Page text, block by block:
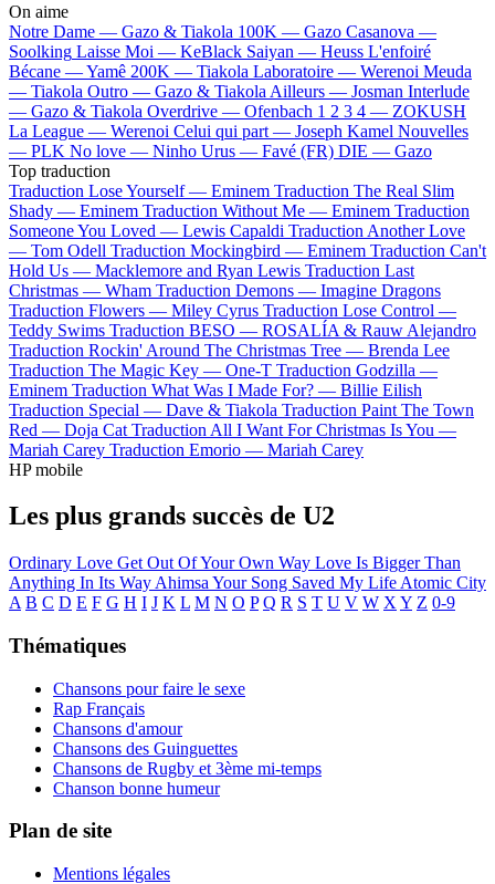
On aime
Notre Dame — Gazo & Tiakola 100K — Gazo Casanova —
Soolking Laisse Moi — KeBlack Saiyan — Heuss L'enfoiré
Bécane —Yamê 200K — Tiakola Laboratoire — Werenoi Meuda
— Tiakola Outro — Gazo & Tiakola Ailleurs — Josman Interlude
— Gazo & Tiakola Overdrive — Ofenbach 1 2 3 4 — ZOKUSH
La League — Werenoi Celui qui part — Joseph Kamel Nouvelles
— PLK No love — Ninho Urus — Favé (FR) DIE — Gazo
Top traduction
Traduction Lose Yourself — Eminem Traduction The Real Slim
Shady — Eminem Traduction Without Me — Eminem Traduction
Someone You Loved — Lewis Capaldi Traduction Another Love
— Tom Odell Traduction Mockingbird — Eminem Traduction Can't
Hold Us — Macklemore and Ryan Lewis Traduction Last
Christmas — Wham Traduction Demons — Imagine Dragons
Traduction Flowers — Miley Cyrus Traduction Lose Control —
Teddy Swims Traduction BESO — ROSALÍA & Rauw Alejandro
Traduction Rockin' Around The Christmas Tree — Brenda Lee
Traduction The Magic Key — One-T Traduction Godzilla —
Eminem Traduction What Was I Made For? — Billie Eilish
Traduction Special — Dave & Tiakola Traduction Paint The Town
Red — Doja Cat Traduction All I Want For Christmas Is You —
Mariah Carey Traduction Emorio — Mariah Carey
HP mobile
Les plus grands succès de U2
Ordinary Love Get Out Of Your Own Way Love Is Bigger Than
Anything In Its Way Ahimsa Your Song Saved My Life Atomic City
A B C D E F G H I J K L M N O P Q R S T U V W X Y Z 0-9
Thématiques
Chansons pour faire le sexe
Rap Français
Chansons d'amour
Chansons des Guinguettes
Chansons de Rugby et 3ème mi-temps
Chanson bonne humeur
Plan de site
Mentions légales